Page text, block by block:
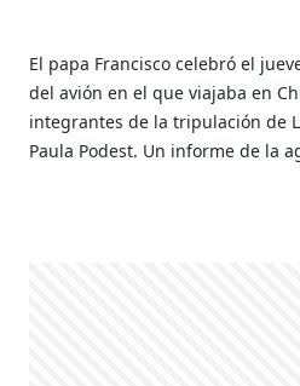
El papa Francisco celebró el
del avión en el que viajaba en
integrantes de la tripulación de
Paula Podest. Un informe de la